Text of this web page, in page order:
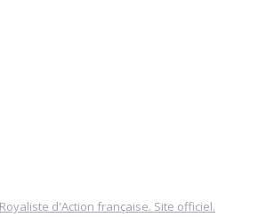
d'Action française. Site officiel.